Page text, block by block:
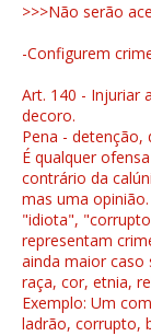
>>>Não serão
-Configurem
Art. 140 - Injuriar
decoro.
Pena - detenção,
É qualquer
contrário da
mas uma
"idiota",
representam
ainda maior caso
raça, cor, etnia,
Exemplo: Um
ladrão, corrupto,